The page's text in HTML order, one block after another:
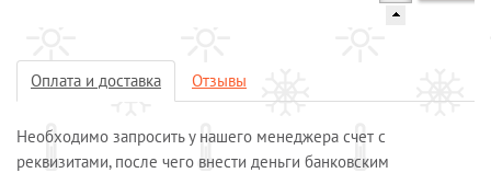
Оплата и доставка Отзывы
Необходимо запросить у нашего менеджера счет с
реквизитами, после чего внести деньги банковским